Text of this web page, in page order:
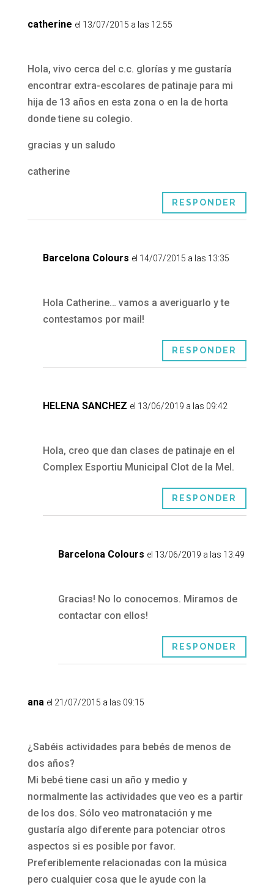
catherine el 13/07/2015 a las 12:55
Hola, vivo cerca del c.c. glorías y me gustaría
encontrar extra-escolares de patinaje para mi
hija de 13 años en esta zona o en la de horta
donde tiene su colegio.
gracias y un saludo
catherine
RESPONDER
Barcelona Colours el 14/07/2015 a las 13:35
Hola Catherine… vamos a averiguarlo y te
contestamos por mail!
RESPONDER
HELENA SANCHEZ el 13/06/2019 a las 09:42
Hola, creo que dan clases de patinaje en el
Complex Esportiu Municipal Clot de la Mel.
RESPONDER
Barcelona Colours el 13/06/2019 a las 13:49
Gracias! No lo conocemos. Miramos de
contactar con ellos!
RESPONDER
ana el 21/07/2015 a las 09:15
¿Sabéis actividades para bebés de menos de
dos años?
Mi bebé tiene casi un año y medio y
normalmente las actividades que veo es a partir
de los dos. Sólo veo matronatación y me
gustaría algo diferente para potenciar otros
aspectos si es posible por favor.
Preferiblemente relacionadas con la música
pero cualquier cosa que le ayude con la